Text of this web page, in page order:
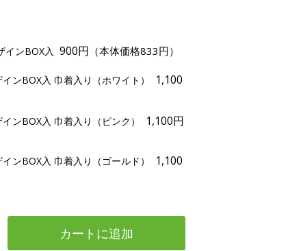
インBOX入 900円 （本体価格833円）
ンBOX入 巾着入り（ホワイト）
1,100
ンBOX入 巾着入り（ピンク） 1,100円
ンBOX入 巾着入り（ゴールド）
1,100
カートに追加